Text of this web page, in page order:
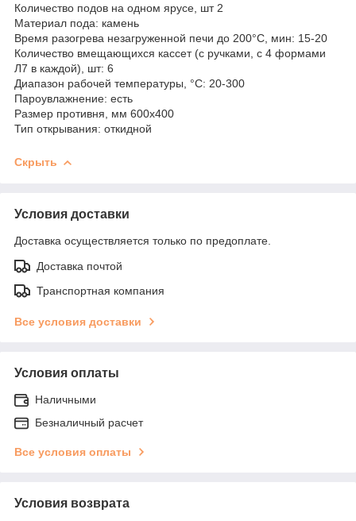
Количество подов на одном ярусе, шт 2
Материал пода: камень
Время разогрева незагруженной печи до 200°С, мин: 15-20
Количество вмещающихся кассет (с ручками, с 4 формами
Л7 в каждой), шт: 6
Диапазон рабочей температуры, °С: 20-300
Пароувлажнение: есть
Размер противня, мм 600х400
Тип открывания: откидной
Скрыть
Условия доставки
Доставка осуществляется только по предоплате.
Доставка почтой
Транспортная компания
Все условия доставки
Условия оплаты
Наличными
Безналичный расчет
Все условия оплаты
Условия возврата